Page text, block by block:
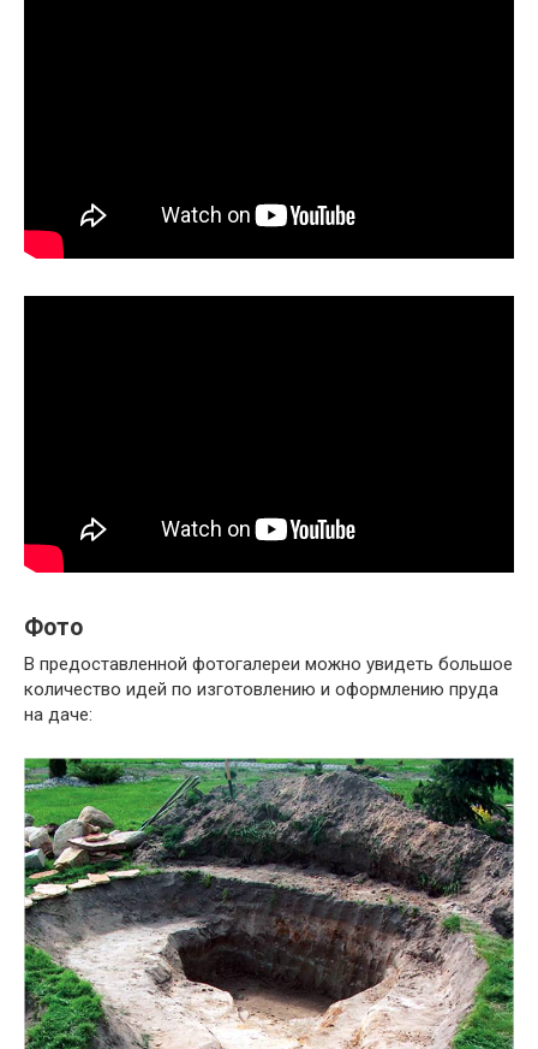
Фото
В предоставленной фотогалереи можно увидеть большое
количество идей по изготовлению и оформлению пруда
на даче: